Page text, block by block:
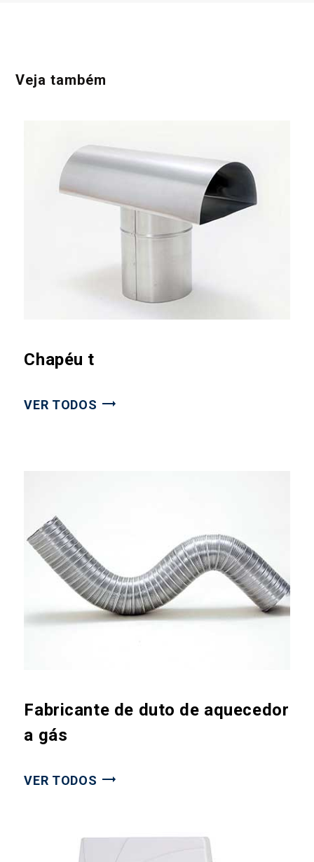
Veja também
Chapéu t
VER TODOS
Fabricante de duto de aquecedor
a gás
VER TODOS